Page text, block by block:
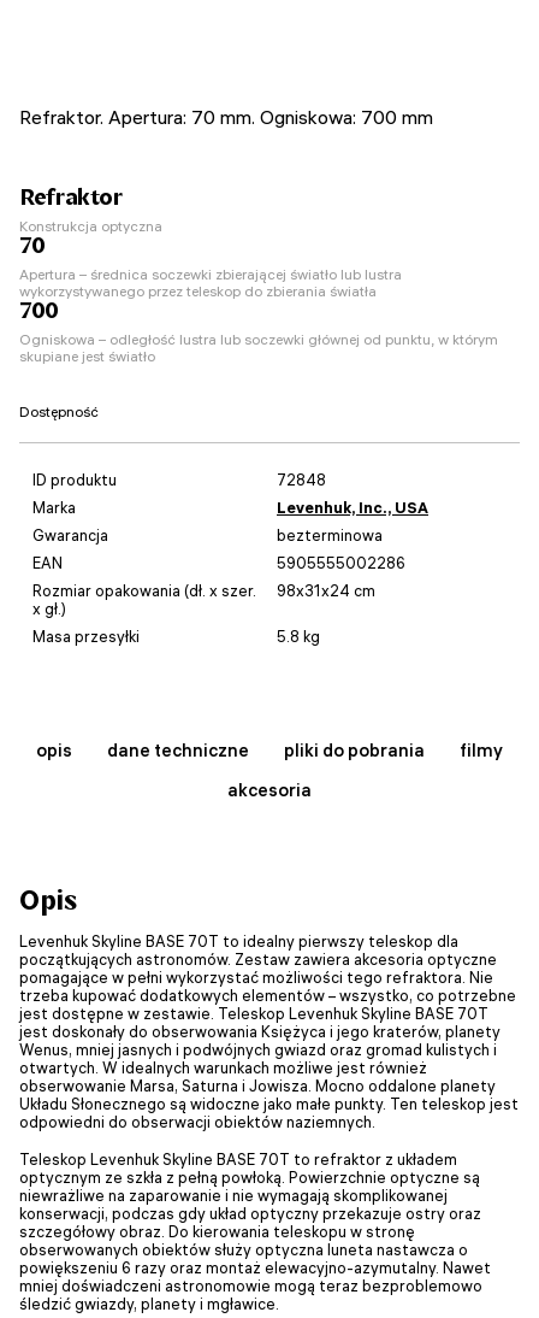
Refraktor. Apertura: 70 mm. Ogniskowa: 700 mm
Refraktor
Konstrukcja optyczna
70
Apertura – średnica soczewki zbierającej światło lub lustra
wykorzystywanego przez teleskop do zbierania światła
700
Ogniskowa – odległość lustra lub soczewki głównej od punktu, w którym
skupiane jest światło
Dostępność
ID produktu
72848
Marka
Levenhuk, Inc., USA
Gwarancja
bezterminowa
EAN
5905555002286
Rozmiar opakowania (dł. x szer.
x gł.)
98x31x24 cm
Masa przesyłki 5.8 kg
opis dane techniczne pliki do pobrania
filmy
akcesoria
Opis
Levenhuk Skyline BASE 70T to idealny pierwszy teleskop dla
początkujących astronomów. Zestaw zawiera akcesoria optyczne
pomagające w pełni wykorzystać możliwości tego refraktora. Nie
trzeba kupować dodatkowych elementów – wszystko, co potrzebne
jest dostępne w zestawie. Teleskop Levenhuk Skyline BASE 70T
jest doskonały do obserwowania Księżyca i jego kraterów, planety
Wenus, mniej jasnych i podwójnych gwiazd oraz gromad kulistych i
otwartych. W idealnych warunkach możliwe jest również
obserwowanie Marsa, Saturna i Jowisza. Mocno oddalone planety
Układu Słonecznego są widoczne jako małe punkty. Ten teleskop jest
odpowiedni do obserwacji obiektów naziemnych.
Teleskop Levenhuk Skyline BASE 70T to refraktor z układem
optycznym ze szkła z pełną powłoką. Powierzchnie optyczne są
niewrażliwe na zaparowanie i nie wymagają skomplikowanej
konserwacji, podczas gdy układ optyczny przekazuje ostry oraz
szczegółowy obraz. Do kierowania teleskopu w stronę
obserwowanych obiektów służy optyczna luneta nastawcza o
powiększeniu 6 razy oraz montaż elewacyjno-azymutalny. Nawet
mniej doświadczeni astronomowie mogą teraz bezproblemowo
śledzić gwiazdy, planety i mgławice.